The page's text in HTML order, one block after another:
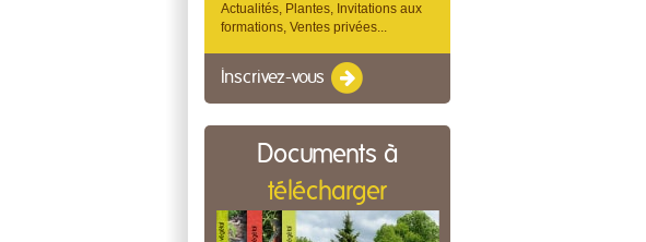
Actualités, Plantes, Invitations aux
formations, Ventes privées...
Inscrivez-vous
Documents à
télécharger